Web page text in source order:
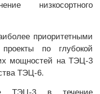
низкосортного
приоритетными
по глубокой
мощностей на ТЭЦ-3
ТЭЦ-6.